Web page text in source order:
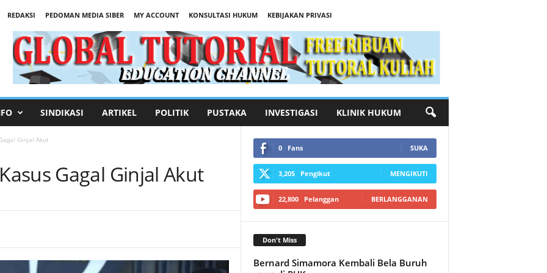
REDAKSI PEDOMAN MEDIA SIBER MY ACCOUNT KONSULTASI HUKUM
KEBIJAKAN PRIVASI
SINDIKASI ARTIKEL POLITIK PUSTAKA INVESTIGASI KLINIK HUKUM
Ginjal Akut
Gagal Ginjal Akut
0 Fans SUKA
3,205 Pengikut MENGIKUTI
22,800 Pelanggan BERLANGGANAN
Don't Miss
Bernard Simamora Kembali Bela Buruh